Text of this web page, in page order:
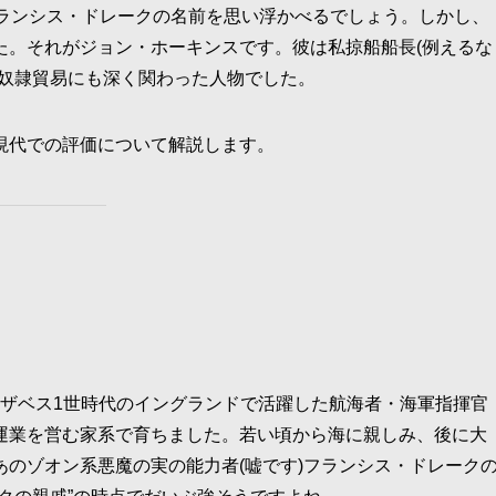
シス・ドレークの名前を思い浮かべるでしょう。しかし、
それがジョン・ホーキンスです。彼は私掠船船長(例えるな
貿易にも深く関わった人物でした。
での評価について解説します。
ベス1世時代のイングランドで活躍した航海者・海軍指揮官
を営む家系で育ちました。若い頃から海に親しみ、後に大
ゾオン系悪魔の実の能力者(嘘です)フランシス・ドレーク